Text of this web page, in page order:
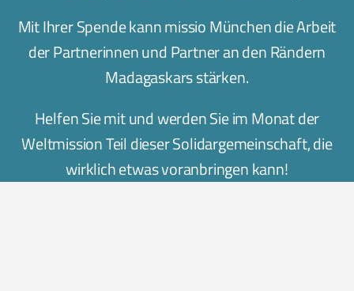
Mit Ihrer Spende kann missio München die Arbeit
der Partnerinnen und Partner an den Rändern
Madagaskars stärken.
Helfen Sie mit und werden Sie im Monat der
Weltmission Teil dieser Solidargemeinschaft, die
wirklich etwas voranbringen kann!